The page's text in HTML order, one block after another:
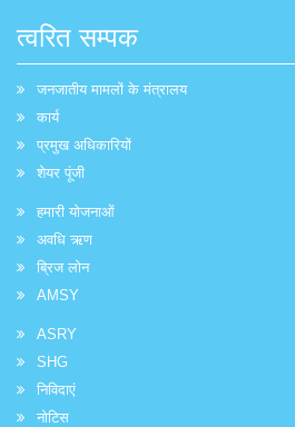
त्वरित सम्पक
जनजातीय मामलों के मंत्रालय
कार्य
प्रमुख अधिकारियों
शेयर पूंजी
हमारी योजनाओं
अवधि ऋण
ब्रिज लोन
AMSY
ASRY
SHG
निविदाएं
नोटिस